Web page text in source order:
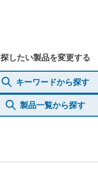
探したい製品を変更する
キーワードから探す
製品一覧から探す